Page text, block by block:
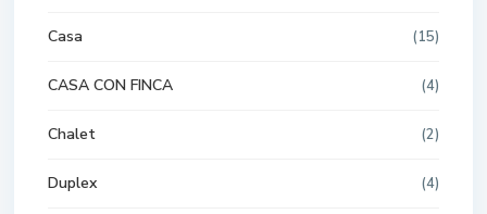
Casa (15)
CASA CON FINCA (4)
Chalet (2)
Duplex (4)